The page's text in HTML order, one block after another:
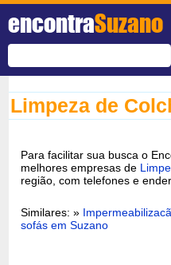
encontraSuzano
Limpeza de
Para facilitar sua busca o
melhores empresas de
região, com telefones e
Similares: »
sofás em Suzano